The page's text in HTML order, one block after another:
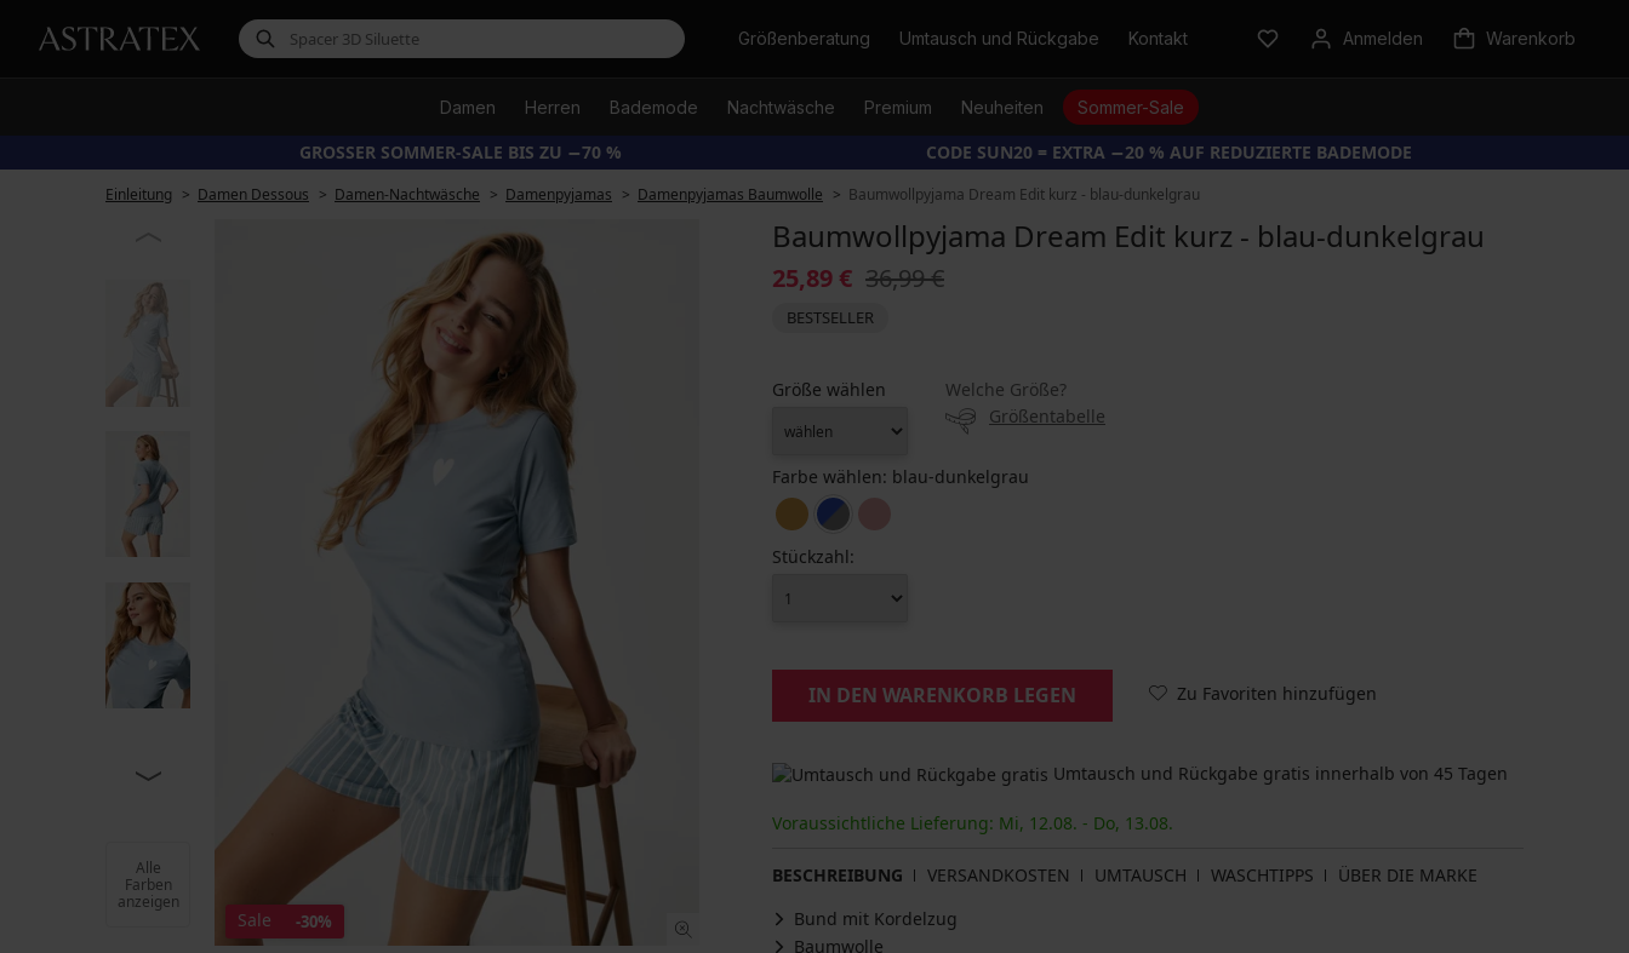
SucheGrößenberatung Umtausch und Rückgabe Kontakt Anmelden Warenkorb
Damen Herren Bademode Nachtwäsche Premium Neuheiten Sommer-Sale
GROSSER SOMMER-SALE BIS ZU −70 % CODE SUN20 = EXTRA −20 % AUF REDUZIERTE BADEMODE
Einleitung Damen Dessous Damen-Nachtwäsche Damenpyjamas Damenpyjamas Baumwolle Baumwollpyjama Dream Edit kurz - blau-dunkelgrau
Alle
Farben
anzeigen
Sale -30%
Baumwollpyjama Dream Edit kurz - blau-dunkelgrau
25,89 € 36,99 €
BESTSELLER
Größe wählen
Welche Größe?
Größentabelle
Farbe wählen: blau-dunkelgrau
Stückzahl:
IN DEN WARENKORB LEGEN Zu Favoriten hinzufügen
Umtausch und Rückgabe gratis innerhalb von 45 Tagen
Voraussichtliche Lieferung: Mi, 12.08. - Do, 13.08.
BESCHREIBUNG VERSANDKOSTEN UMTAUSCH WASCHTIPPS
ÜBER DIE MARKE
Bund mit Kordelzug
Baumwolle